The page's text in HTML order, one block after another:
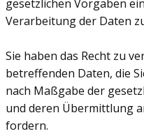
gesetzlichen Vorgaben
Verarbeitung der Daten
Sie haben das Recht zu
betreffenden Daten, die
nach Maßgabe der
und deren Übermittlung
fordern.